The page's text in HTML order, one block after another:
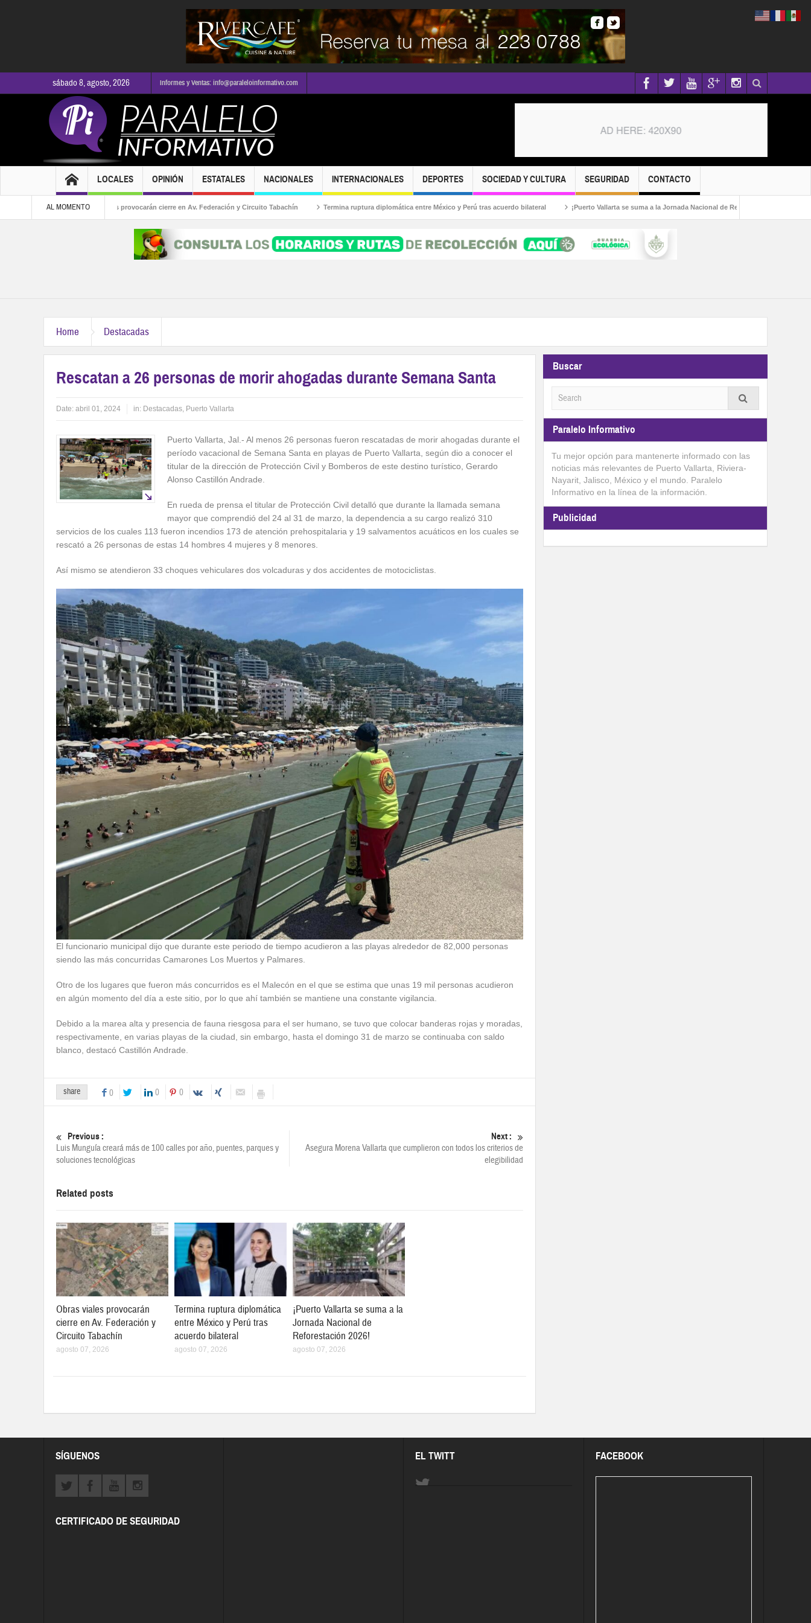
sábado 8, agosto, 2026 Informes y Ventas: info@paraleloinformativo.com
LOCALES OPINIÓN ESTATALES NACIONALES INTERNACIONALES DEPORTES SOCIEDAD Y CULTURA SEGURIDAD CONTACTO
AL MOMENTO
Obras viales provocarán cierre en Av. Federación y Circuito Tabachín Termina ruptura diplomática entre México y Perú tras acuerdo bilateral ¡Puerto Vallarta se suma a la Jornada Nacional de Reforestación 2026!
Home Destacadas
Rescatan a 26 personas de morir ahogadas durante Semana Santa
Date: abril 01, 2024 in: Destacadas, Puerto Vallarta
Puerto Vallarta, Jal.- Al menos 26 personas fueron rescatadas de morir ahogadas durante el
período vacacional de Semana Santa en playas de Puerto Vallarta, según dio a conocer el
titular de la dirección de Protección Civil y Bomberos de este destino turístico, Gerardo
Alonso Castillón Andrade.
En rueda de prensa el titular de Protección Civil detalló que durante la llamada semana
mayor que comprendió del 24 al 31 de marzo, la dependencia a su cargo realizó 310
servicios de los cuales 113 fueron incendios 173 de atención prehospitalaria y 19 salvamentos acuáticos en los cuales se
rescató a 26 personas de estas 14 hombres 4 mujeres y 8 menores.
Así mismo se atendieron 33 choques vehiculares dos volcaduras y dos accidentes de motociclistas.
El funcionario municipal dijo que durante este periodo de tiempo acudieron a las playas alrededor de 82,000 personas
siendo las más concurridas Camarones Los Muertos y Palmares.
Otro de los lugares que fueron más concurridos es el Malecón en el que se estima que unas 19 mil personas acudieron
en algún momento del día a este sitio, por lo que ahí también se mantiene una constante vigilancia.
Debido a la marea alta y presencia de fauna riesgosa para el ser humano, se tuvo que colocar banderas rojas y moradas,
respectivamente, en varias playas de la ciudad, sin embargo, hasta el domingo 31 de marzo se continuaba con saldo
blanco, destacó Castillón Andrade.
share 0 0 0
Previous :
Luis Munguía creará más de 100 calles por año, puentes, parques y
soluciones tecnológicas
Next :
Asegura Morena Vallarta que cumplieron con todos los criterios de
elegibilidad
Related posts
Obras viales provocarán
cierre en Av. Federación y
Circuito Tabachín
agosto 07, 2026
Termina ruptura diplomática
entre México y Perú tras
acuerdo bilateral
agosto 07, 2026
¡Puerto Vallarta se suma a la
Jornada Nacional de
Reforestación 2026!
agosto 07, 2026
Buscar
Paralelo Informativo
Tu mejor opción para mantenerte informado con las
noticias más relevantes de Puerto Vallarta, Riviera-
Nayarit, Jalisco, México y el mundo. Paralelo
Informativo en la línea de la información.
Publicidad
SÍGUENOS
CERTIFICADO DE SEGURIDAD
EL TWITT FACEBOOK